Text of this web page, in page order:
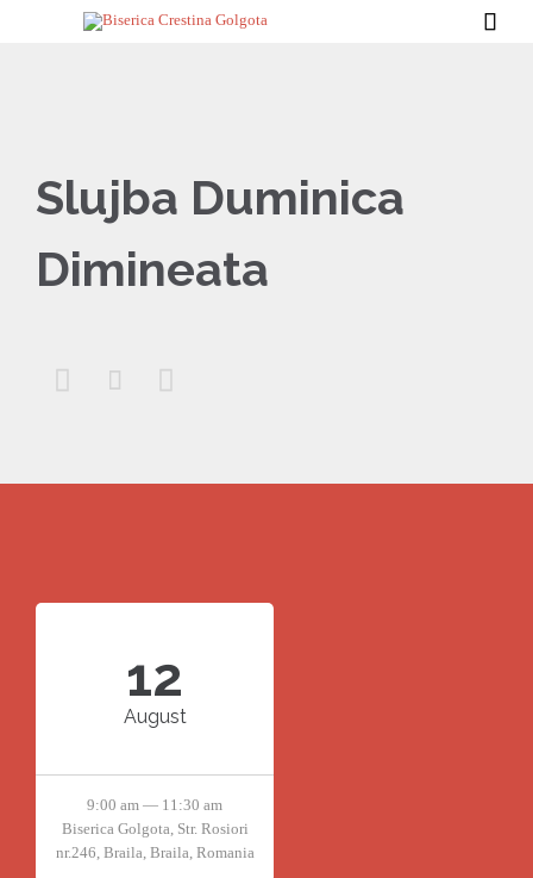

Slujba Duminica
Dimineata
  
12
August
9:00 am — 11:30 am
Biserica Golgota, Str. Rosiori
nr.246, Braila, Braila, Romania